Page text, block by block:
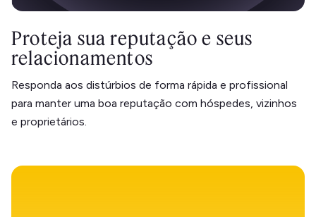
Proteja sua reputação e seus
relacionamentos
Responda aos distúrbios de forma rápida e profissional
para manter uma boa reputação com hóspedes, vizinhos
e proprietários.